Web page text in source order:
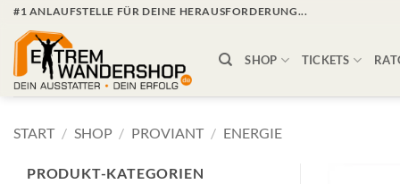
Zum
Inhalt
springen
#1 ANLAUFSTELLE FÜR DEINE HERAUSFORDERUNG...
SHOP TICKETS
START / SHOP / PROVIANT / ENERGIE
PRODUKT-KATEGORIEN